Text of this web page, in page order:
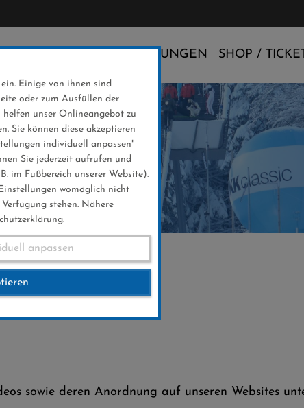
VERANSTALTUNGEN SHOP /
sowie deren Anordnung auf unseren Websites
Einige von ihnen sind
oder zum Ausfüllen der
unser Onlineangebot zu
Sie können diese akzeptieren
individuell anpassen"
Sie jederzeit aufrufen und
im Fußbereich unserer Website).
womöglich nicht
stehen. Nähere
anpassen